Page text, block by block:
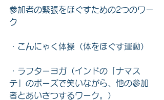
参加者の緊張をほぐすための2つのワー
ク
・こんにゃく体操（体をほぐす運動）
・ラフターヨガ（インドの「ナマス
テ」のポーズで笑いながら、他の参加
者とあいさつするワーク。）